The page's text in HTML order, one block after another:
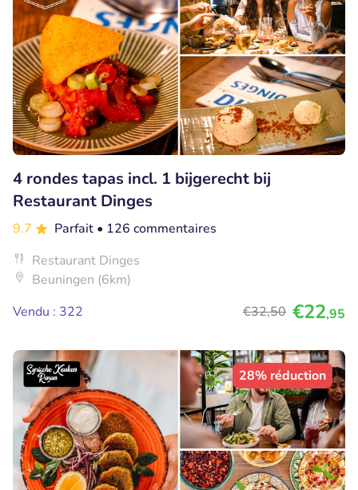
4 rondes tapas incl. 1 bijgerecht bij
Restaurant Dinges
9.7 Parfait • 126 commentaires
Restaurant Dinges
Beuningen (6km)
Vendu : 322
€32,50 €22,95
28% réduction